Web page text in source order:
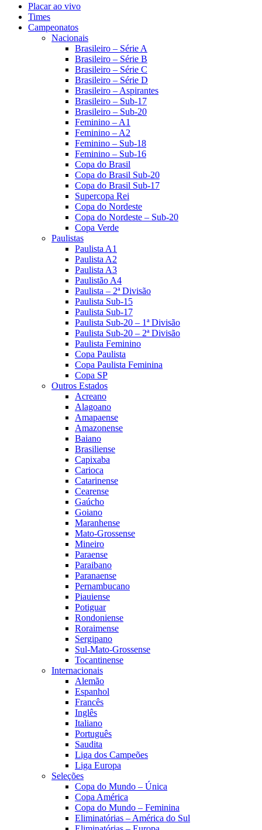
Placar ao vivo
Times
Campeonatos
Nacionais
Brasileiro – Série A
Brasileiro – Série B
Brasileiro – Série C
Brasileiro – Série D
Brasileiro – Aspirantes
Brasileiro – Sub-17
Brasileiro – Sub-20
Feminino – A1
Feminino – A2
Feminino – Sub-18
Feminino – Sub-16
Copa do Brasil
Copa do Brasil Sub-20
Copa do Brasil Sub-17
Supercopa Rei
Copa do Nordeste
Copa do Nordeste – Sub-20
Copa Verde
Paulistas
Paulista A1
Paulista A2
Paulista A3
Paulistão A4
Paulista – 2ª Divisão
Paulista Sub-15
Paulista Sub-17
Paulista Sub-20 – 1ª Divisão
Paulista Sub-20 – 2ª Divisão
Paulista Feminino
Copa Paulista
Copa Paulista Feminina
Copa SP
Outros Estados
Acreano
Alagoano
Amapaense
Amazonense
Baiano
Brasiliense
Capixaba
Carioca
Catarinense
Cearense
Gaúcho
Goiano
Maranhense
Mato-Grossense
Mineiro
Paraense
Paraibano
Paranaense
Pernambucano
Piauiense
Potiguar
Rondoniense
Roraimense
Sergipano
Sul-Mato-Grossense
Tocantinense
Internacionais
Alemão
Espanhol
Francês
Inglês
Italiano
Português
Saudita
Liga dos Campeões
Liga Europa
Seleções
Copa do Mundo – Única
Copa América
Copa do Mundo – Feminina
Eliminatórias – América do Sul